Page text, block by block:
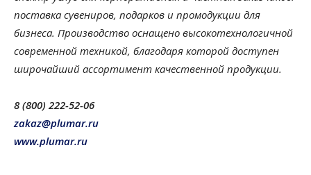
поставка сувениров, подарков и промодукции для
бизнеса. Производство оснащено высокотехнологичной
современной техникой, благодаря которой доступен
широчайший ассортимент качественной продукции.
8 (800) 222-52-06
zakaz@plumar.ru
www.plumar.ru